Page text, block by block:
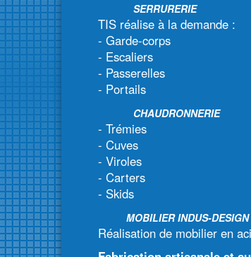
SERRURERIE
TIS réalise à la demande :
- Garde-corps
- Escaliers
- Passerelles
- Portails
CHAUDRONNERIE
- Trémies
- Cuves
- Viroles
- Carters
- Skids
MOBILIER INDUS-DESIGN
Réalisation de mobilier en